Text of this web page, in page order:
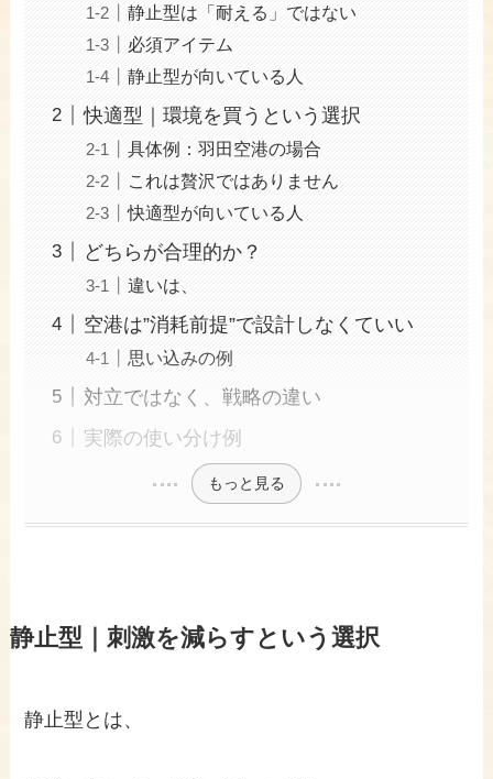
静止型は「耐える」ではない
必須アイテム
静止型が向いている人
快適型｜環境を買うという選択
具体例：羽田空港の場合
これは贅沢ではありません
快適型が向いている人
どちらが合理的か？
違いは、
空港は”消耗前提”で設計しなくていい
思い込みの例
対立ではなく、戦略の違い
実際の使い分け例
もっと見る
静止型｜刺激を減らすという選択
静止型とは、